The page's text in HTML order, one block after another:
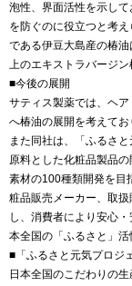
泡性、界面活性を示し
を防ぐのに役立つと考
である伊豆大島産の椿
上のエキストラバージン
■今後の展開
サティス製薬では、ヘ
へ椿油の展開を考えてお
また同社は、「ふるさ
原料とした化粧品製品
素材の100種類開発を目
粧品販売メーカー、取
し、消費者により安心
本全国の「ふるさと」活
■「ふるさと元気プロジ
日本全国のこだわりの